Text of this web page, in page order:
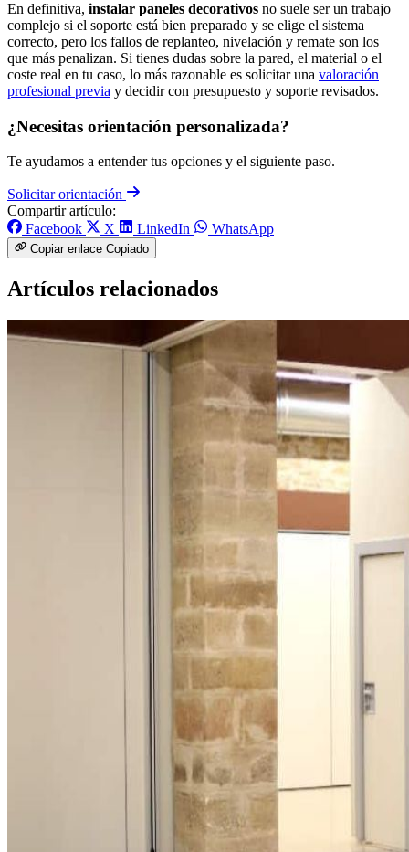
En definitiva, instalar paneles decorativos no suele ser un trabajo
complejo si el soporte está bien preparado y se elige el sistema
correcto, pero los fallos de replanteo, nivelación y remate son los
que más penalizan. Si tienes dudas sobre la pared, el material o el
coste real en tu caso, lo más razonable es solicitar una valoración
profesional previa y decidir con presupuesto y soporte revisados.
¿Necesitas orientación personalizada?
Te ayudamos a entender tus opciones y el siguiente paso.
Solicitar orientación
Compartir artículo:
Facebook
X LinkedIn WhatsApp
Copiar enlace Copiado
Artículos relacionados